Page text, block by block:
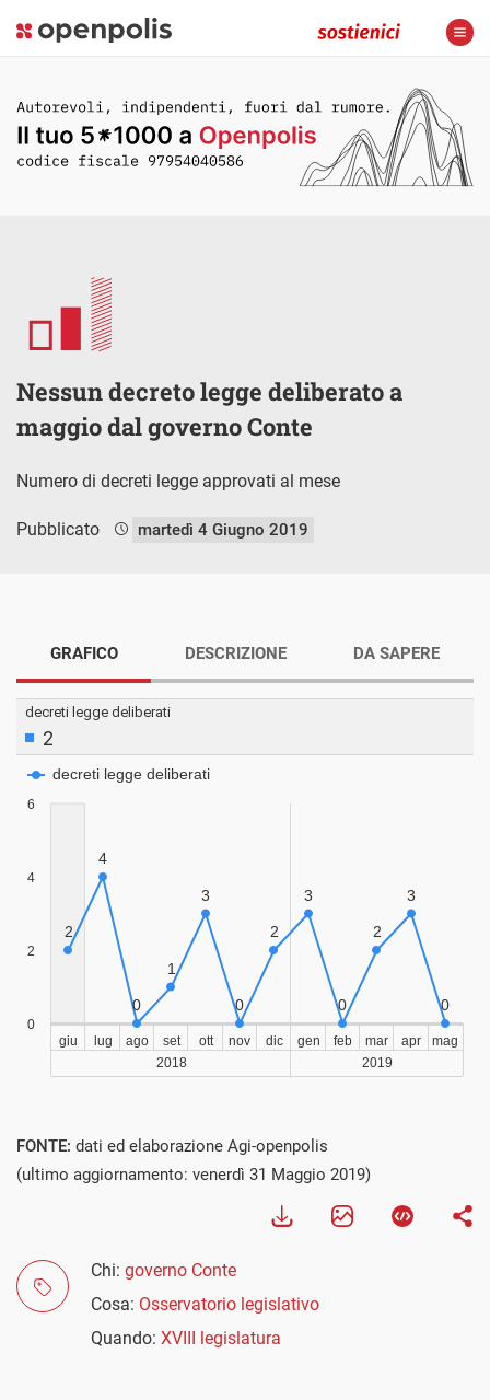
Nessun decreto legge deliberato a
maggio dal governo Conte
Numero di decreti legge approvati al mese
Pubblicato martedì 4 Giugno 2019
GRAFICO DESCRIZIONE DA SAPERE
FONTE: dati ed elaborazione Agi-openpolis
(ultimo aggiornamento: venerdì 31 Maggio 2019)
Chi: governo Conte
Cosa: Osservatorio legislativo
Quando: XVIII legislatura